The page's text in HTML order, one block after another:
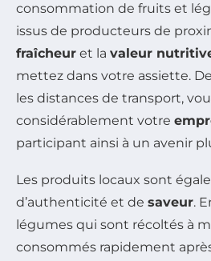
consommation de fruits et
issus de producteurs de
fraîcheur et la valeur
mettez dans votre assiette.
les distances de transport,
considérablement votre
participant ainsi à un avenir
Les produits locaux sont
d’authenticité et de saveur.
légumes qui sont récoltés à
consommés rapidement